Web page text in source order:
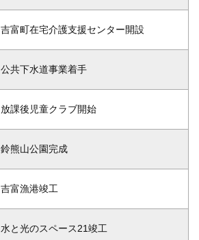
吉富町在宅介護支援センター開設
公共下水道事業着手
放課後児童クラブ開始
鈴熊山公園完成
吉富漁港竣工
水と光のスペース21竣工